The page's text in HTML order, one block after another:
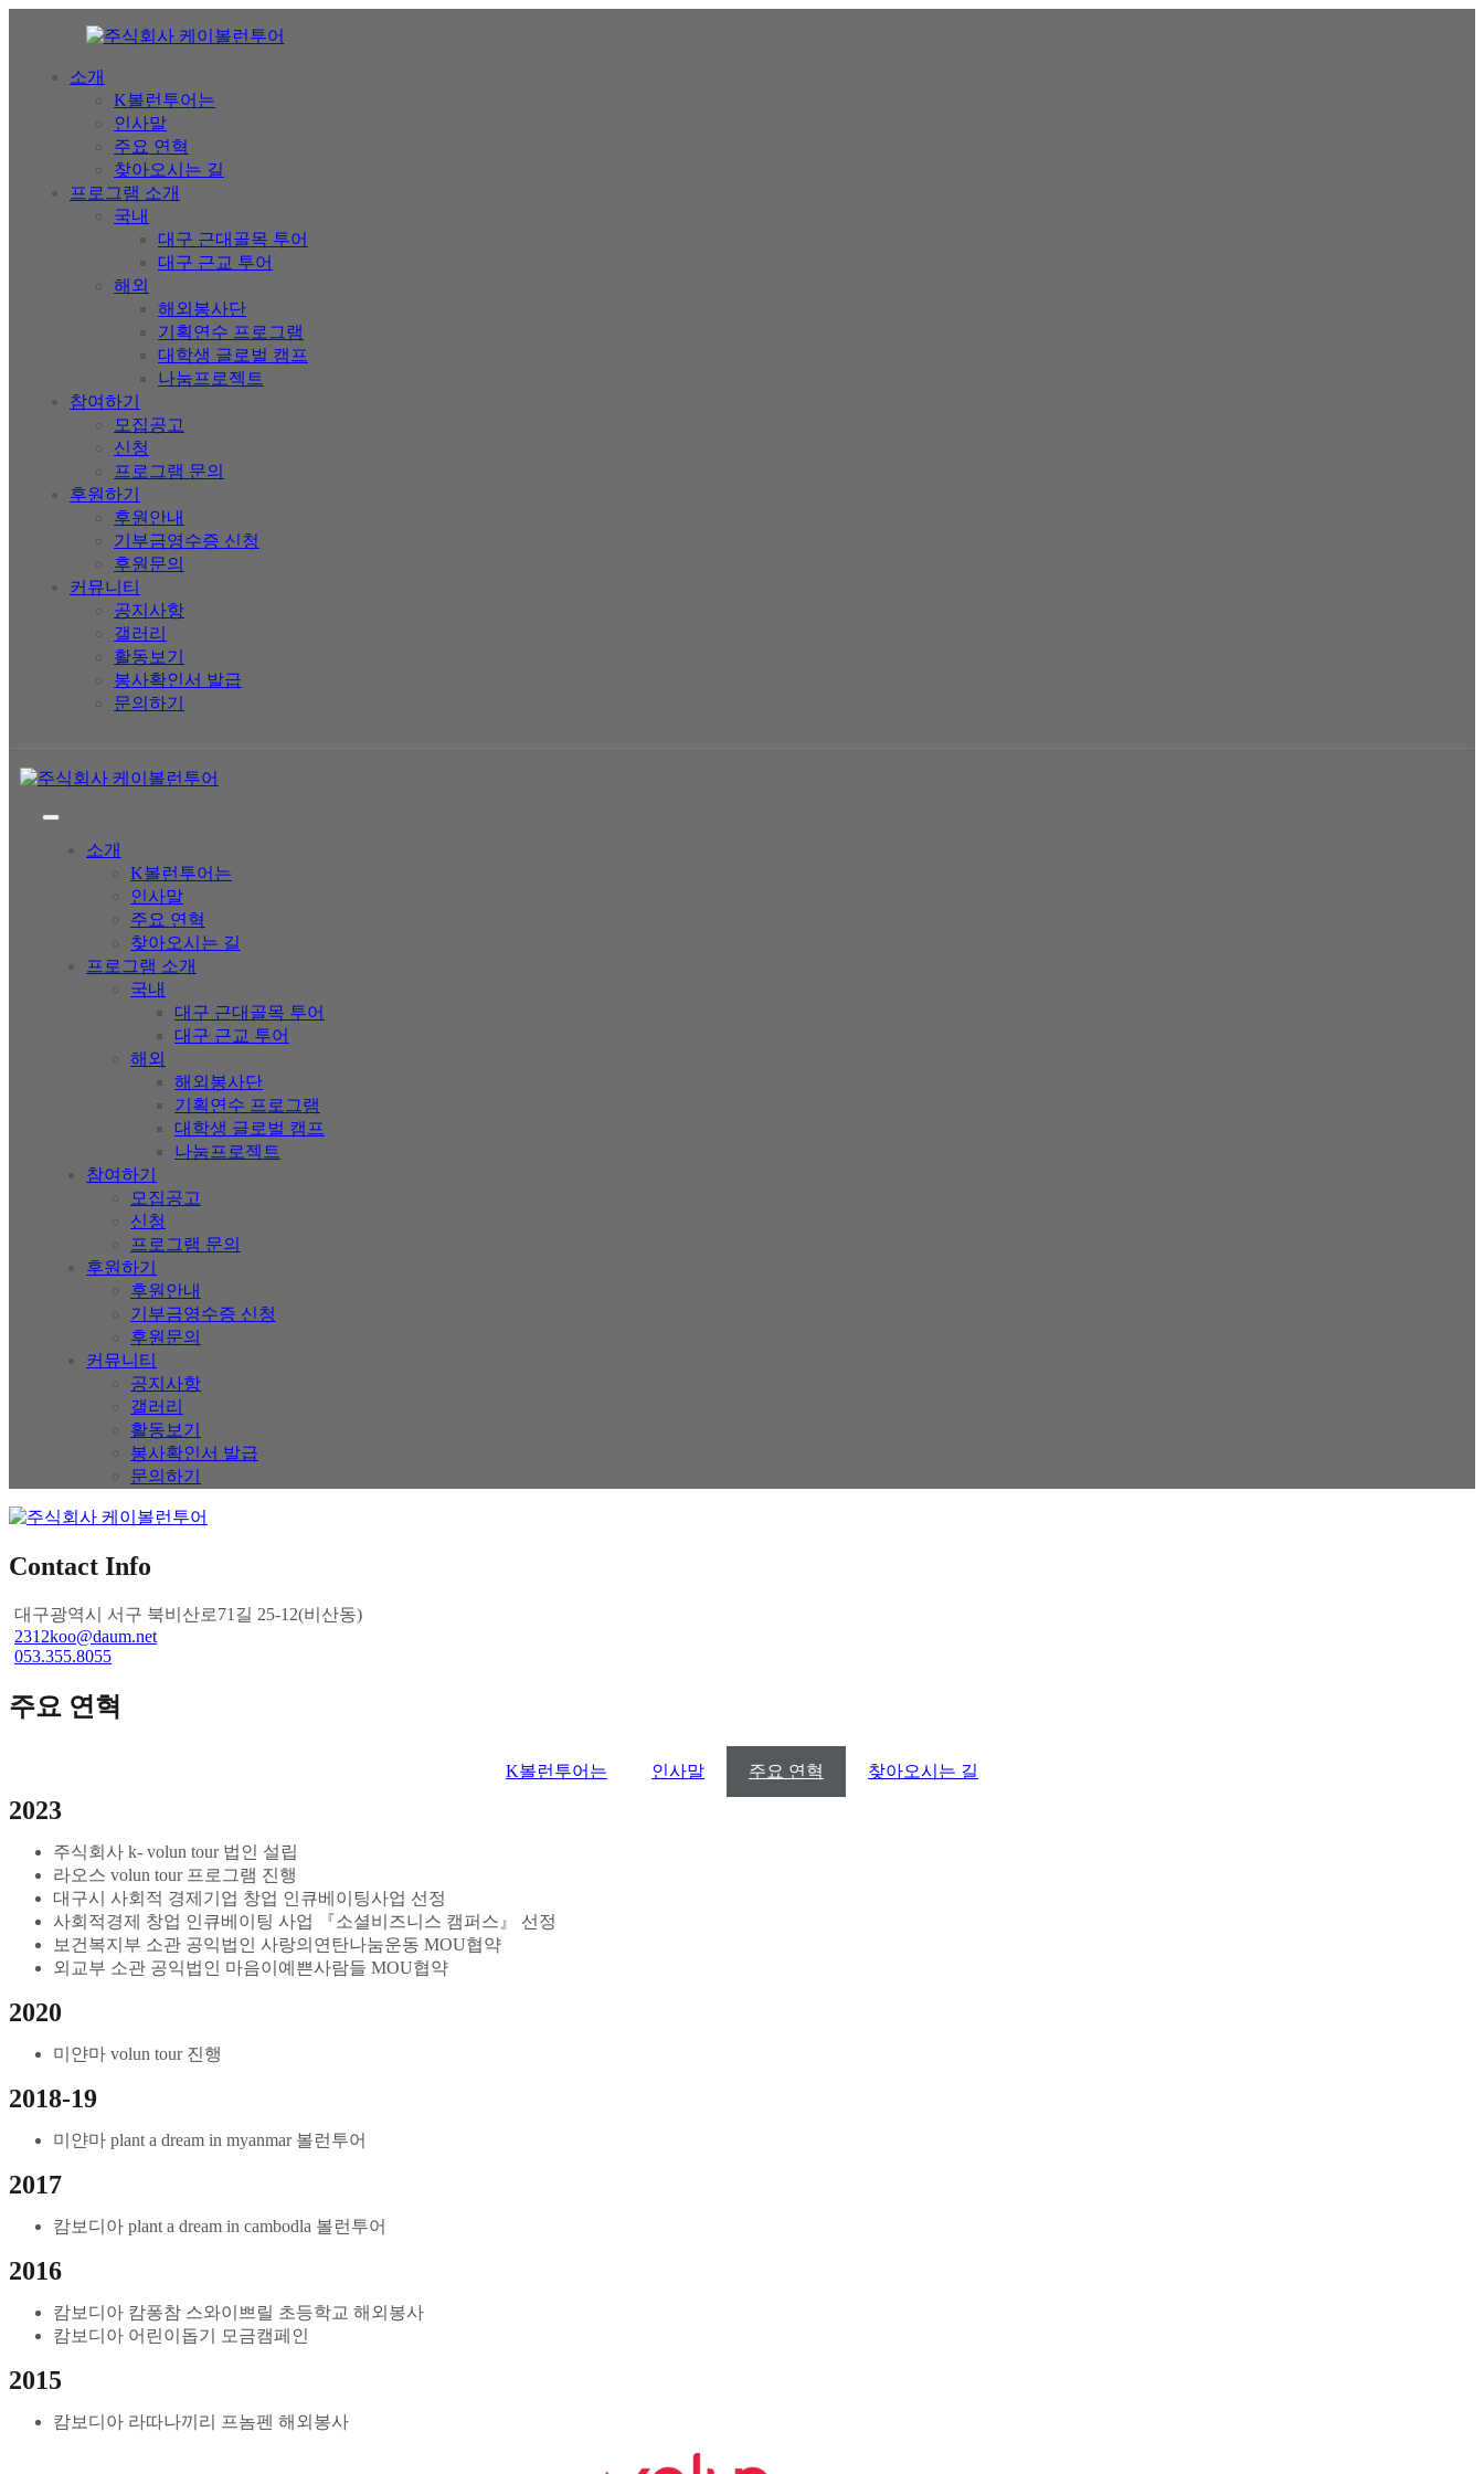
소개
K볼런투어는
인사말
주요 연혁
찾아오시는 길
프로그램 소개
국내
대구 근대골목 투어
대구 근교 투어
해외
해외봉사단
기획연수 프로그램
대학생 글로벌 캠프
나눔프로젝트
참여하기
모집공고
신청
프로그램 문의
후원하기
후원안내
기부금영수증 신청
후원문의
커뮤니티
공지사항
갤러리
활동보기
봉사확인서 발급
문의하기
소개
K볼런투어는
인사말
주요 연혁
찾아오시는 길
프로그램 소개
국내
대구 근대골목 투어
대구 근교 투어
해외
해외봉사단
기획연수 프로그램
대학생 글로벌 캠프
나눔프로젝트
참여하기
모집공고
신청
프로그램 문의
후원하기
후원안내
기부금영수증 신청
후원문의
커뮤니티
공지사항
갤러리
활동보기
봉사확인서 발급
문의하기
Contact Info
대구광역시 서구 북비산로71길 25-12(비산동)
2312koo@daum.net
053.355.8055
주요 연혁
K볼런투어는 인사말 주요 연혁 찾아오시는 길
2023
주식회사 k- volun tour 법인 설립
라오스 volun tour 프로그램 진행
대구시 사회적 경제기업 창업 인큐베이팅사업 선정
사회적경제 창업 인큐베이팅 사업 『소셜비즈니스 캠퍼스』 선정
보건복지부 소관 공익법인 사랑의연탄나눔운동 MOU협약
외교부 소관 공익법인 마음이예쁜사람들 MOU협약
2020
미얀마 volun tour 진행
2018-19
미얀마 plant a dream in myanmar 볼런투어
2017
캄보디아 plant a dream in cambodla 볼런투어
2016
캄보디아 캄퐁참 스와이쁘릴 초등학교 해외봉사
캄보디아 어린이돕기 모금캠페인
2015
캄보디아 라따나끼리 프놈펜 해외봉사